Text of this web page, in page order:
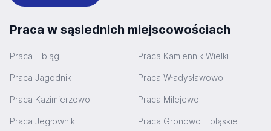
Praca w sąsiednich miejscowościach
Praca Elbląg Praca Kamiennik Wielki
Praca Jagodnik Praca Władysławowo
Praca Kazimierzowo Praca Milejewo
Praca Jegłownik Praca Gronowo Elbląskie